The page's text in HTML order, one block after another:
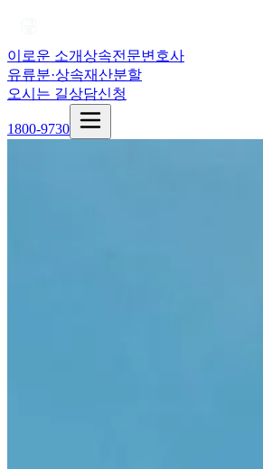
이로운 소개상속전문변호사
유류분·상속재산분할
오시는 길상담신청
1800-9730